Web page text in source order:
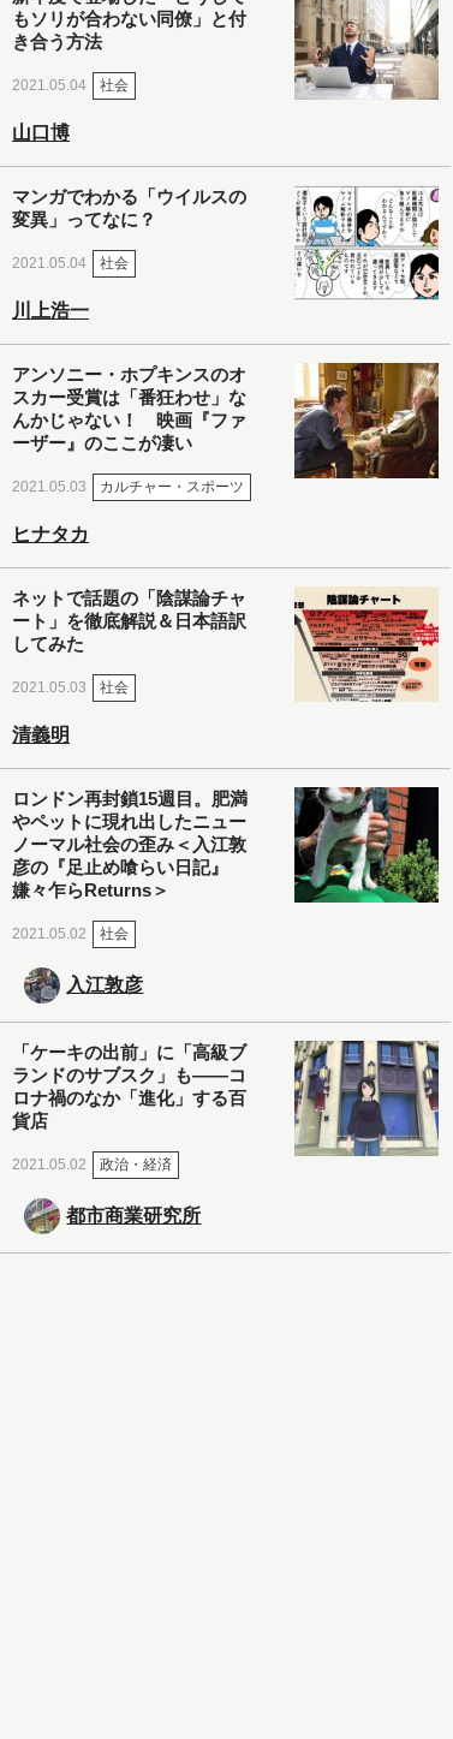
もソリが合わない同僚」と付
き合う方法
2021.05.04 社会
山口博
マンガでわかる「ウイルスの
変異」ってなに？
2021.05.04 社会
川上浩一
アンソニー・ホプキンスのオ
スカー受賞は「番狂わせ」な
んかじゃない！ 映画『ファ
ーザー』のここが凄い
2021.05.03 カルチャー・スポーツ
ヒナタカ
ネットで話題の「陰謀論チャ
ート」を徹底解説＆日本語訳
してみた
2021.05.03 社会
清義明
ロンドン再封鎖15週目。肥満
やペットに現れ出したニュー
ノーマル社会の歪み＜入江敦
彦の『足止め喰らい日記』
嫌々乍らReturns＞
2021.05.02 社会
入江敦彦
「ケーキの出前」に「高級ブ
ランドのサブスク」も――コ
ロナ禍のなか「進化」する百
貨店
2021.05.02 政治・経済
都市商業研究所